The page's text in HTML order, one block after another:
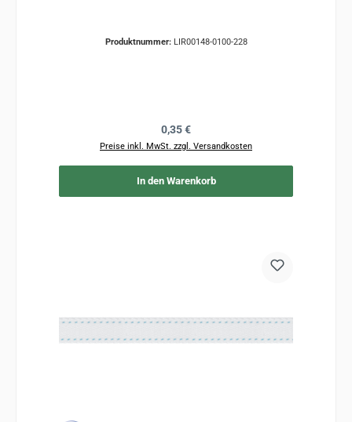
Produktnummer: LIR00148-0100-228
Regulärer Preis:
0,35 €
Preise inkl. MwSt. zzgl. Versandkosten
In den Warenkorb